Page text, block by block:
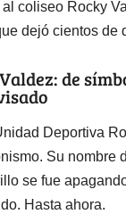
al coliseo Rocky
dejó cientos de
de
Deportiva
Su nombre
se fue
Hasta ahora.